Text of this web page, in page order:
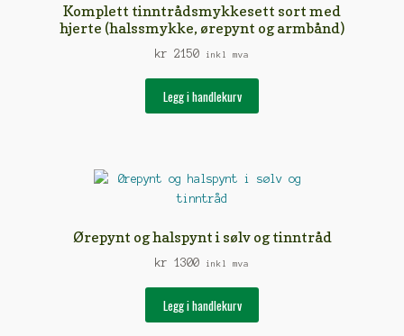
Komplett tinntrådsmykkesett sort med
hjerte (halssmykke, ørepynt og armbånd)
kr 2150 inkl mva
Legg i handlekurv
Ørepynt og halspynt i sølv og tinntråd
kr 1300 inkl mva
Legg i handlekurv